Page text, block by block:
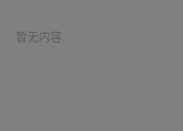
暂无内容